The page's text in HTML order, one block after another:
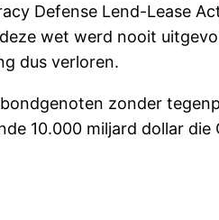
Defense Lend-Lease
wet werd nooit
dus verloren.
zonder
10.000 miljard dollar